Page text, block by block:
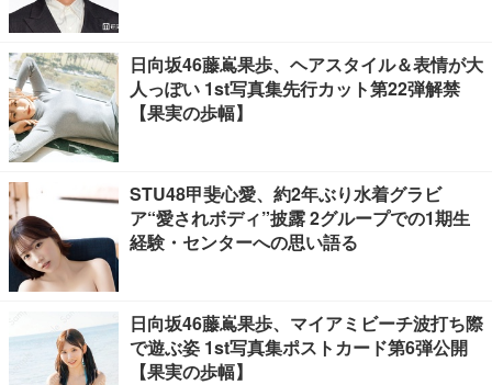
日向坂46藤嶌果歩、ヘアスタイル＆表情が大
人っぽい 1st写真集先行カット第22弾解禁
【果実の歩幅】
STU48甲斐心愛、約2年ぶり水着グラビ
ア“愛されボディ”披露 2グループでの1期生
経験・センターへの思い語る
日向坂46藤嶌果歩、マイアミビーチ波打ち際
で遊ぶ姿 1st写真集ポストカード第6弾公開
【果実の歩幅】